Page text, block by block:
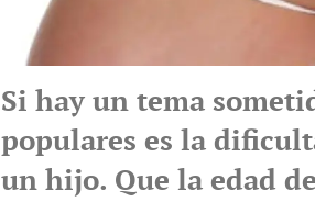
Si hay un tema
populares es la
un hijo. Que la edad